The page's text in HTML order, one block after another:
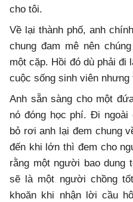
cho tôi.
Về lại thành phố, anh
chung đam mê nên
một cặp. Hồi đó dù phải đi
cuộc sống sinh viên
Anh sẵn sàng cho một
nó đóng học phí. Đi
bỏ rơi anh lại đem chung
đến khi lớn thì đem cho
rằng một người bao dung
sẽ là một người chồng
khoăn khi nhận lời cầu